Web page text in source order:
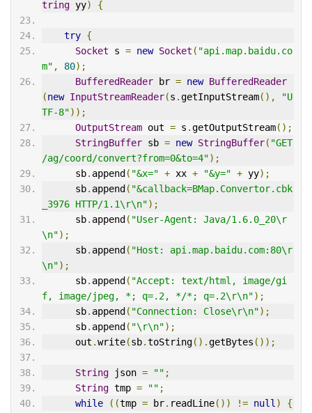
tring yy) {
try {
Socket s = new Socket ( "api.map.baidu.co
m" , 80);
BufferedReader br = new BufferedReader
(new InputStreamReader(s .getInputStream(),
"U
TF-8"));
OutputStream out = s .getOutputStream();
StringBuffer sb = new StringBuffer( "GET
/ag/coord/convert?from=0&to=4");
      sb
. append ( "&x=" + xx + "&y=" + yy);
      sb
. append ( "&callback=BMap.Convertor.cbk
_3976 HTTP/1.1\r\n");
      sb
. append ( "User-Agent: Java/1.6.0_20\r
\n");
      sb
. append ( "Host: api.map.baidu.com:80\r
\n");
      sb
. append ( "Accept: text/html, image/gi
f, image/jpeg, *; q=.2, */*; q=.2\r\n");
      sb
. append ( "Connection: Close\r\n");
      sb
. append ( "\r\n");
      out
.write(sb.toString().getBytes ());
String json = "" ;
String tmp = "" ;
while
((tmp = br. readLine()) != null )
{